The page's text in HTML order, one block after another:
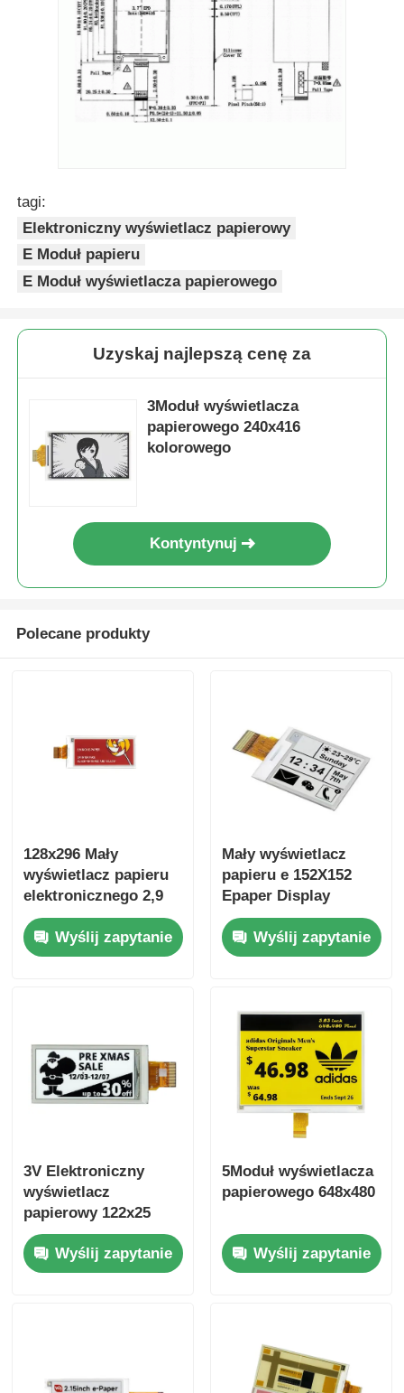
tagi:
Elektroniczny wyświetlacz papierowy
E Moduł papieru
E Moduł wyświetlacza papierowego
Uzyskaj najlepszą cenę za
3Moduł wyświetlacza
papierowego 240x416
kolorowego
Kontyntynuj
Polecane produkty
128x296 Mały
wyświetlacz papieru
elektronicznego 2,9
cala Kolorowy
wyświetlacz papieru
elektronicznego 200
Wyślij zapytanie
Mały wyświetlacz
papieru e 152X152
Epaper Display
Module 1.31 Inch Z
interfejsem SPI
Wyślij zapytanie
3V Elektroniczny
wyświetlacz
papierowy 122x25
Wyświetlacz
zewnętrzny czytelny
na światło słoneczne
Wyślij zapytanie
5Moduł wyświetlacza
papierowego 648x480
Wyślij zapytanie